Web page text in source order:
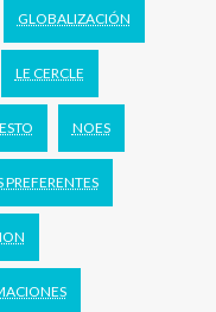
GLOBALIZACIÓN
LE CERCLE
NOES
PREFERENTES